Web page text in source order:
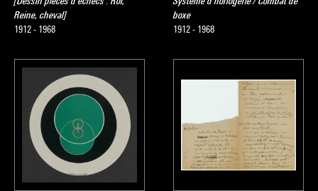
Reine, cheval]
1912 - 1968
boxe
1912 - 1968